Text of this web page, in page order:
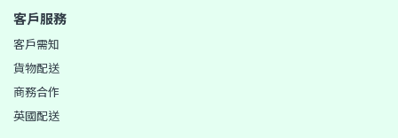
客戶服務
客戶需知
貨物配送
商務合作
英國配送